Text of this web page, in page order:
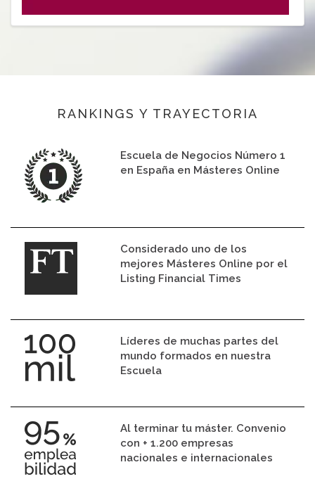
RANKINGS Y TRAYECTORIA
Escuela de Negocios Número 1
en España en Másteres Online
Considerado uno de los
mejores Másteres Online por el
Listing Financial Times
Líderes de muchas partes del
mundo formados en nuestra
Escuela
Al terminar tu máster. Convenio
con + 1.200 empresas
nacionales e internacionales